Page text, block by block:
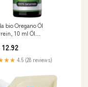
bio Oregano Öl
10 ml Öl
4.5 (28 reviews)